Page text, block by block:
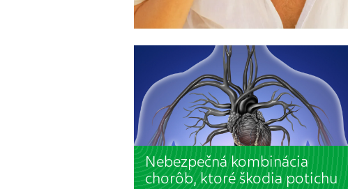
Nebezpečná kombinácia
chorôb, ktoré škodia potichu